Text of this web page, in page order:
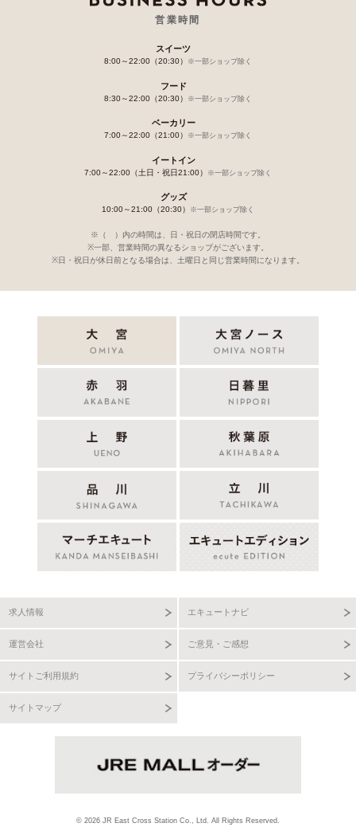
営業時間
スイーツ
8:00～22:00（20:30） ※一部ショップ除く
フード
8:30～22:00（20:30） ※一部ショップ除く
ベーカリー
7:00～22:00（21:00） ※一部ショップ除く
イートイン
7:00～22:00（土日・祝日21:00） ※一部ショップ除く
グッズ
10:00～21:00（20:30） ※一部ショップ除く
※（ ）内の時間は、日・祝日の閉店時間です。
※一部、営業時間の異なるショップがございます。
※日・祝日が休日前となる場合は、土曜日と同じ営業時間になります。
求人情報 エキュートナビ
運営会社 ご意見・ご感想
サイトご利用規約 プライバシーポリシー
サイトマップ
© 2026 JR East Cross Station Co., Ltd. All Rights Reserved.